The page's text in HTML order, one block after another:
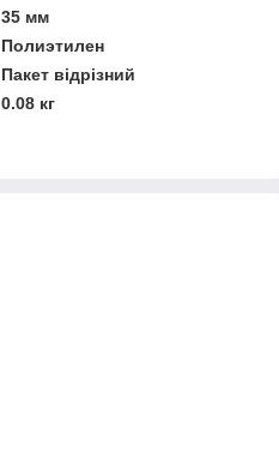
35 мм
Полиэтилен
Пакет відрізний
0.08 кг